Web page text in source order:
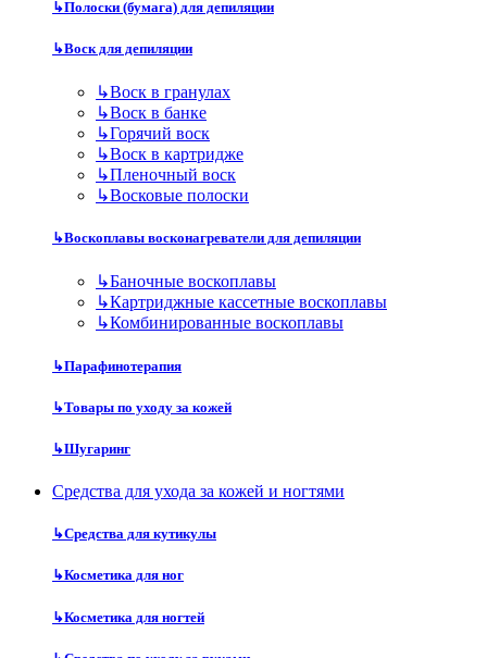
↳Полоски (бумага) для депиляции
↳Воск для депиляции
↳Воск в гранулах
↳Воск в банке
↳Горячий воск
↳Воск в картридже
↳Пленочный воск
↳Восковые полоски
↳Воскоплавы восконагреватели для депиляции
↳Баночные воскоплавы
↳Картриджные кассетные воскоплавы
↳Комбинированные воскоплавы
↳Парафинотерапия
↳Товары по уходу за кожей
↳Шугаринг
Средства для ухода за кожей и ногтями
↳Средства для кутикулы
↳Косметика для ног
↳Косметика для ногтей